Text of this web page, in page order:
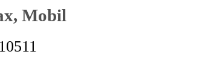
Mobil